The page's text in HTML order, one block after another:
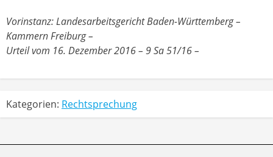
Vorinstanz: Landesarbeitsgericht Baden-Württemberg –
Kammern Freiburg –
Urteil vom 16. Dezember 2016 – 9 Sa 51/16 –
Kategorien: Rechtsprechung